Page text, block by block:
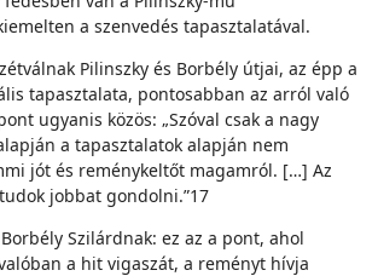
a szenvedés tapasztalatával.
Pilinszky és Borbély útjai, az épp a
tapasztalata, pontosabban az arról való
ugyanis közös: „Szóval csak a nagy
a tapasztalatok alapján nem
jót és reménykeltőt magamról. […] Az
jobbat gondolni.”17
Szilárdnak: ez az a pont, ahol
a hit vigaszát, a reményt hívja